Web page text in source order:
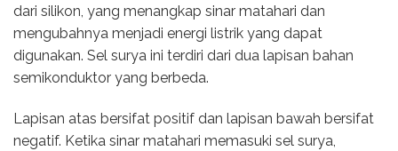
dari silikon, yang menangkap sinar matahari dan
mengubahnya menjadi energi listrik yang dapat
digunakan. Sel surya ini terdiri dari dua lapisan bahan
semikonduktor yang berbeda.
Lapisan atas bersifat positif dan lapisan bawah bersifat
negatif. Ketika sinar matahari memasuki sel surya,